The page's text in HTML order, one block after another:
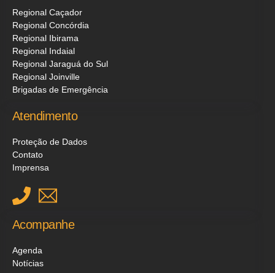
Regional Caçador
Regional Concórdia
Regional Ibirama
Regional Indaial
Regional Jaraguá do Sul
Regional Joinville
Brigadas de Emergência
Atendimento
Proteção de Dados
Contato
Imprensa
Acompanhe
Agenda
Notícias